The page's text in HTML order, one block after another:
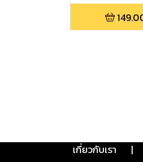
เกี่ยวกับเรา |